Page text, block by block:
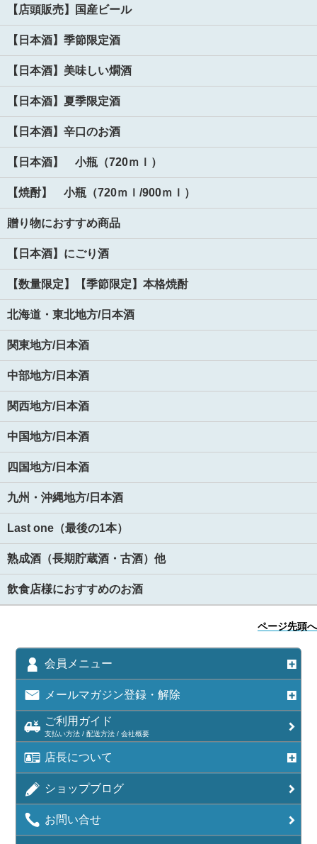
【店頭販売】国産ビール
【日本酒】季節限定酒
【日本酒】美味しい燗酒
【日本酒】夏季限定酒
【日本酒】辛口のお酒
【日本酒】 小瓶（720ｍｌ）
【焼酎】 小瓶（720ｍｌ/900ｍｌ）
贈り物におすすめ商品
【日本酒】にごり酒
【数量限定】【季節限定】本格焼酎
北海道・東北地方/日本酒
関東地方/日本酒
中部地方/日本酒
関西地方/日本酒
中国地方/日本酒
四国地方/日本酒
九州・沖縄地方/日本酒
Last one（最後の1本）
熟成酒（長期貯蔵酒・古酒）他
飲食店様におすすめのお酒
ページ先頭へ
会員メニュー
メールマガジン登録・解除
ご利用ガイド
支払い方法 / 配送方法 / 会社概要
店長について
ショップブログ
お問い合せ